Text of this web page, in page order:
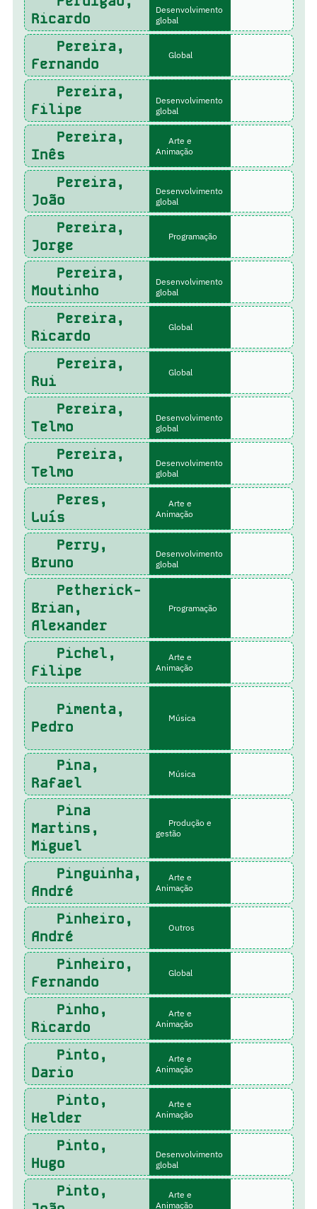
Ricardo
Desenvolvimento
global
Pereira,
Fernando
Global
Pereira,
Filipe
Desenvolvimento
global
Pereira,
Inês
Arte e
Animação
Pereira,
João
Desenvolvimento
global
Pereira,
Jorge
Programação
Pereira,
Moutinho
Desenvolvimento
global
Pereira,
Ricardo
Global
Pereira,
Rui
Global
Pereira,
Telmo
Desenvolvimento
global
Pereira,
Telmo
Desenvolvimento
global
Peres,
Luís
Arte e
Animação
Perry,
Bruno
Desenvolvimento
global
Petherick-
Brian,
Alexander
Programação
Pichel,
Filipe
Arte e
Animação
Pimenta,
Pedro
Música
Pina,
Rafael
Música
Pina
Martins,
Miguel
Produção e
gestão
Pinguinha,
André
Arte e
Animação
Pinheiro,
André
Outros
Pinheiro,
Fernando
Global
Pinho,
Ricardo
Arte e
Animação
Pinto,
Dario
Arte e
Animação
Pinto,
Helder
Arte e
Animação
Pinto,
Hugo
Desenvolvimento
global
Pinto,
Arte e
Animação